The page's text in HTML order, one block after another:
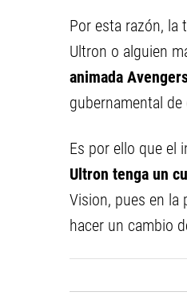
Por esta razón, la
Ultron o alguien
animada
gubernamental de
Es por ello que el
Ultron tenga un
Vision, pues en la
hacer un cambio